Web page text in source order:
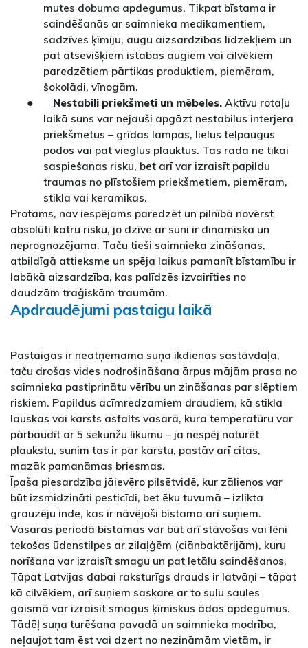
mutes dobuma apdegumus. Tikpat bīstama ir
saindēšanās ar saimnieka medikamentiem,
sadzīves ķīmiju, augu aizsardzības līdzekļiem un
pat atsevišķiem istabas augiem vai cilvēkiem
paredzētiem pārtikas produktiem, piemēram,
šokolādi, vīnogām.
●
Nestabili priekšmeti un mēbeles. Aktīvu rotaļu
laikā suns var nejauši apgāzt nestabilus interjera
priekšmetus – grīdas lampas, lielus telpaugus
podos vai pat vieglus plauktus. Tas rada ne tikai
saspiešanas risku, bet arī var izraisīt papildu
traumas no plīstošiem priekšmetiem, piemēram,
stikla vai keramikas.
Protams, nav iespējams paredzēt un pilnībā novērst
absolūti katru risku, jo dzīve ar suni ir dinamiska un
neprognozējama. Taču tieši saimnieka zināšanas,
atbildīgā attieksme un spēja laikus pamanīt bīstamību ir
labākā aizsardzība, kas palīdzēs izvairīties no
daudzām traģiskām traumām.
Apdraudējumi pastaigu laikā
Pastaigas ir neatņemama suņa ikdienas sastāvdaļa,
taču drošas vides nodrošināšana ārpus mājām prasa no
saimnieka pastiprinātu vērību un zināšanas par slēptiem
riskiem. Papildus acīmredzamiem draudiem, kā stikla
lauskas vai karsts asfalts vasarā, kura temperatūru var
pārbaudīt ar 5 sekunžu likumu – ja nespēj noturēt
plaukstu, sunim tas ir par karstu, pastāv arī citas,
mazāk pamanāmas briesmas.
Īpaša piesardzība jāievēro pilsētvidē, kur zālienos var
būt izsmidzināti pesticīdi, bet ēku tuvumā – izlikta
grauzēju inde, kas ir nāvējoši bīstama arī suņiem.
Vasaras periodā bīstamas var būt arī stāvošas vai lēni
tekošas ūdenstilpes ar zilaļģēm (ciānbaktērijām), kuru
norīšana var izraisīt smagu un pat letālu saindēšanos.
Tāpat Latvijas dabai raksturīgs drauds ir latvāņi – tāpat
kā cilvēkiem, arī suņiem saskare ar to sulu saules
gaismā var izraisīt smagus ķīmiskus ādas apdegumus.
Tādēļ suņa turēšana pavadā un saimnieka modrība,
neļaujot tam ēst vai dzert no nezināmām vietām, ir